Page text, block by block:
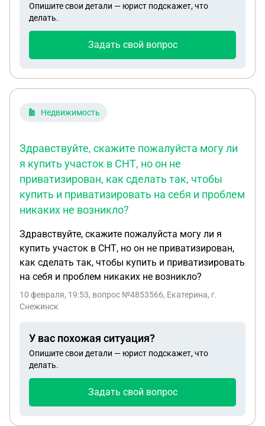
в комнате проживал человек не оплачивая
аренду и коммунальные платежи. По квитанциям
было. Кадастровая стоимость комнаты примерно
официально работаю и переживаю что мне
не проживала, есть другая квартира в
числится. Могу ли я отказаться от доли что бы в
будущем на меня не повесили эти долги ?
Опишите свои детали — юрист подскажет, что
делать.
Задать свой вопрос
Недвижимость
Здравствуйте, скажите пожалуйста могу ли
я купить участок в СНТ, но он не
приватизирован, как сделать так, чтобы
купить и приватизировать на себя и проблем
никаких не возникло?
Здравствуйте, скажите пожалуйста могу ли я
купить участок в СНТ, но он не приватизирован,
как сделать так, чтобы купить и приватизировать
на себя и проблем никаких не возникло?
10 февраля, 19:53, вопрос №4853566, Екатерина, г.
Снежинск
У вас похожая ситуация?
Опишите свои детали — юрист подскажет, что
делать.
Задать свой вопрос